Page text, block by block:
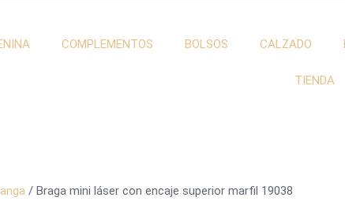
COMPLEMENTOS BOLSOS CALZADO
TIENDA
/ Braga mini láser con encaje superior marfil 19038